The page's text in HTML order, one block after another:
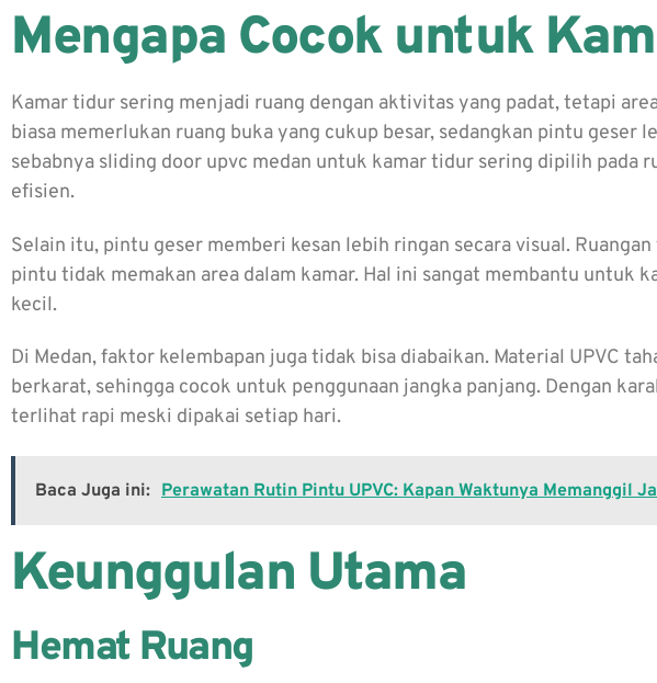
Mengapa Cocok untuk
Kamar tidur sering menjadi ruang dengan aktivitas yang padat, tetapi
biasa memerlukan ruang buka yang cukup besar, sedangkan pintu geser
sebabnya sliding door upvc medan untuk kamar tidur sering dipilih pada
efisien.
Selain itu, pintu geser memberi kesan lebih ringan secara visual.
pintu tidak memakan area dalam kamar. Hal ini sangat membantu untuk
kecil.
Di Medan, faktor kelembapan juga tidak bisa diabaikan. Material UPVC
berkarat, sehingga cocok untuk penggunaan jangka panjang. Dengan
terlihat rapi meski dipakai setiap hari.
Baca Juga ini: Perawatan Rutin Pintu UPVC: Kapan Waktunya Memanggil
Keunggulan Utama
Hemat Ruang